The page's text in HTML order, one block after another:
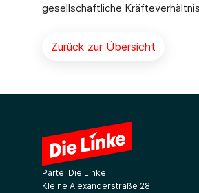
gesellschaftliche
Zurück zur Übersicht
Partei Die Linke
Kleine Alexanderstraße 28